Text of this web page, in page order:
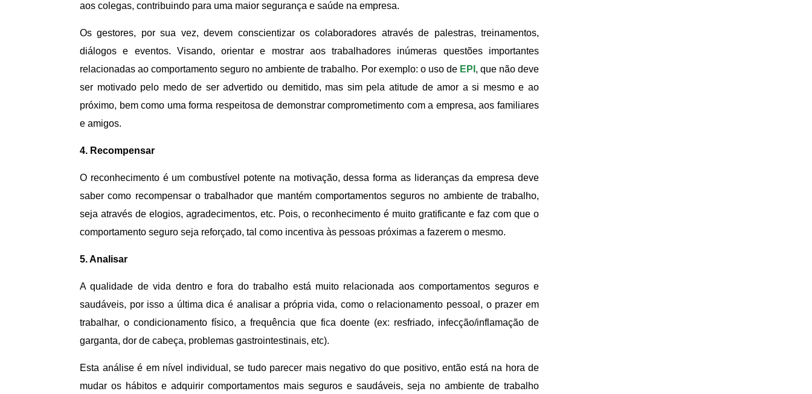
aos colegas, contribuindo para uma maior segurança e saúde na empresa.
Os gestores, por sua vez, devem conscientizar os colaboradores através de palestras, treinamentos,
diálogos e eventos. Visando, orientar e mostrar aos trabalhadores inúmeras questões importantes
relacionadas ao comportamento seguro no ambiente de trabalho. Por exemplo: o uso de EPI , que não deve
ser motivado pelo medo de ser advertido ou demitido, mas sim pela atitude de amor a si mesmo e ao
próximo, bem como uma forma respeitosa de demonstrar comprometimento com a empresa, aos familiares
e amigos.
4. Recompensar
O reconhecimento é um combustível potente na motivação, dessa forma as lideranças da empresa deve
saber como recompensar o trabalhador que mantém comportamentos seguros no ambiente de trabalho,
seja através de elogios, agradecimentos, etc. Pois, o reconhecimento é muito gratificante e faz com que o
comportamento seguro seja reforçado, tal como incentiva às pessoas próximas a fazerem o mesmo.
5. Analisar
A qualidade de vida dentro e fora do trabalho está muito relacionada aos comportamentos seguros e
saudáveis, por isso a última dica é analisar a própria vida, como o relacionamento pessoal, o prazer em
trabalhar, o condicionamento físico, a frequência que fica doente (ex: resfriado, infecção/inflamação de
garganta, dor de cabeça, problemas gastrointestinais, etc).
Esta análise é em nível individual, se tudo parecer mais negativo do que positivo, então está na hora de
mudar os hábitos e adquirir comportamentos mais seguros e saudáveis, seja no ambiente de trabalho